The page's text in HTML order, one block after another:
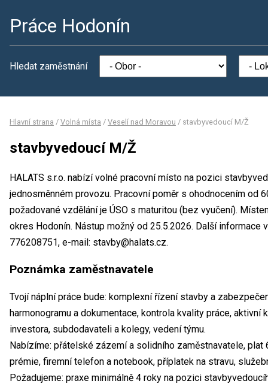
Práce Hodonín
Hledat zaměstnání
Hlavní strana / Volná místa / Veselí nad Moravou / stavbyvedoucí M/Ž
stavbyvedoucí M/Ž
HALATS s.r.o. nabízí volné pracovní místo na pozici
jednosměnném provozu. Pracovní poměr s ohodnocením od
požadované vzdělání je ÚSO s maturitou (bez vyučení).
okres Hodonín. Nástup možný od 25.5.2026. Další informace
776208751, e-mail: stavby@halats.cz.
Poznámka zaměstnavatele
Tvojí náplní práce bude: komplexní řízení stavby a
harmonogramu a dokumentace, kontrola kvality práce,
investora, subdodavateli a kolegy, vedení týmu.
Nabízíme: přátelské zázemí a solidního zaměstnavatele,
prémie, firemní telefon a notebook, příplatek na stravu,
Požadujeme: praxe minimálně 4 roky na pozici